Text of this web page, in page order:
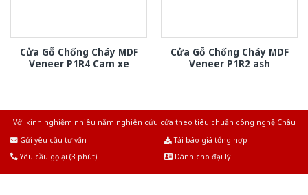
Cửa Gỗ Chống Cháy MDF
Veneer P1R4 Cam xe
Cửa Gỗ Chống Cháy MDF
Veneer P1R2 ash
Với kinh nghiệm nhiêu năm nghiên cứu cửa theo tiêu chuẩn công nghệ Châu
Gửi yêu cầu tư vấn
Tải báo giá tổng hợp
Yêu cầu gọi lại (3 phút)
Dành cho đại lý